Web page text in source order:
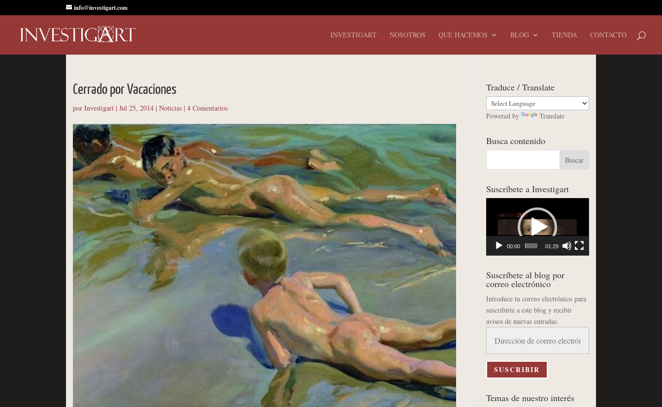
info@investigart.com
INVESTIGART NOSOTROS QUÉ HACEMOS BLOG TIENDA CONTACTO
Cerrado por Vacaciones
porInvestigart |Jul 25, 2014 |Noticias |4 Comentarios
Traduce / Translate
Powered by Translate
Busca contenido
Suscríbete a Investigart
00:00 01:29
Suscríbete al blog por
correo electrónico
Introduce tu correo electrónico para
suscribirte a este blog y recibir
avisos de nuevas entradas.
correo
electrónico
SUSCRIBIR
Temas de nuestro interés